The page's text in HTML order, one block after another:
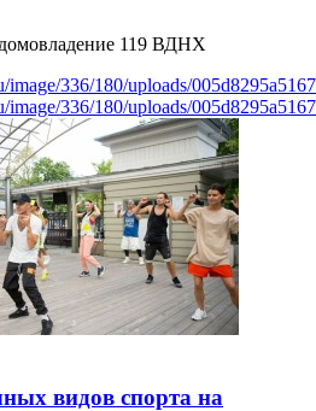
119 ВДНХ
image/336/180/uploads/
image/336/180/uploads/
видов спорта на